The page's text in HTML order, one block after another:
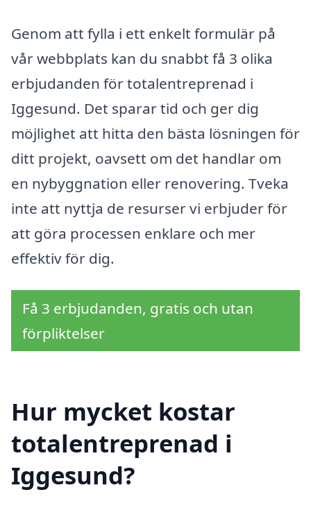
Genom att fylla i ett enkelt formulär på
vår webbplats kan du snabbt få 3 olika
erbjudanden för totalentreprenad i
Iggesund. Det sparar tid och ger dig
möjlighet att hitta den bästa lösningen för
ditt projekt, oavsett om det handlar om
en nybyggnation eller renovering. Tveka
inte att nyttja de resurser vi erbjuder för
att göra processen enklare och mer
effektiv för dig.
Få 3 erbjudanden, gratis och utan
förpliktelser
Hur mycket kostar
totalentreprenad i
Iggesund?